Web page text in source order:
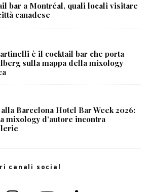
bar a Montréal, quali locali visitare
canadese
è il cocktail bar che porta
sulla mappa della mixology
Barcelona Hotel Bar Week 2026:
mixology d’autore incontra
canali social